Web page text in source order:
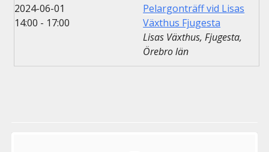
2024-06-01
14:00 - 17:00
Pelargonträff vid Lisas
Växthus Fjugesta
Lisas Växthus, Fjugesta,
Örebro län